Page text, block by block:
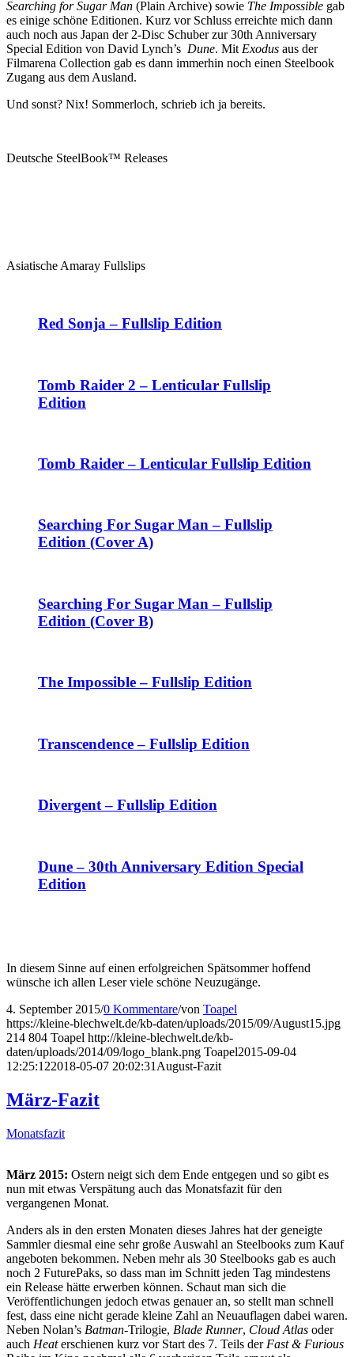
Searching for Sugar Man (Plain Archive) sowie The Impossible gab
es einige schöne Editionen. Kurz vor Schluss erreichte mich dann
auch noch aus Japan der 2-Disc Schuber zur 30th Anniversary
Special Edition von David Lynch’s Dune. MitExodus aus der
Filmarena Collection gab es dann immerhin noch einen Steelbook
Zugang aus dem Ausland.
Und sonst? Nix! Sommerloch, schrieb ich ja bereits.
Deutsche SteelBook™ Releases
Asiatische Amaray Fullslips
Red Sonja – Fullslip Edition
Tomb Raider 2 – Lenticular Fullslip
Edition
Tomb Raider – Lenticular Fullslip Edition
Searching For Sugar Man – Fullslip
Edition (Cover A)
Searching For Sugar Man – Fullslip
Edition (Cover B)
The Impossible – Fullslip Edition
Transcendence – Fullslip Edition
Divergent – Fullslip Edition
Dune – 30th Anniversary Edition Special
Edition
In diesem Sinne auf einen erfolgreichen Spätsommer hoffend
wünsche ich allen Leser viele schöne Neuzugänge.
4. September 2015/0 Kommentare/von Toapel
https://kleine-blechwelt.de/kb-daten/uploads/2015/09/August15.jpg
214 804 Toapel http://kleine-blechwelt.de/kb-
daten/uploads/2014/09/logo_blank.png Toapel2015-09-04
12:25:122018-05-07 20:02:31 August-Fazit
März-Fazit
Monatsfazit
März 2015: Ostern neigt sich dem Ende entgegen und so gibt es
nun mit etwas Verspätung auch das Monatsfazit für den
vergangenen Monat.
Anders als in den ersten Monaten dieses Jahres hat der geneigte
Sammler diesmal eine sehr große Auswahl an Steelbooks zum Kauf
angeboten bekommen. Neben mehr als 30 Steelbooks gab es auch
noch 2 FuturePaks, so dass man im Schnitt jeden Tag mindestens
ein Release hätte erwerben können. Schaut man sich die
Veröffentlichungen jedoch etwas genauer an, so stellt man schnell
fest, dass eine nicht gerade kleine Zahl an Neuauflagen dabei waren.
Neben Nolan’s Batman-Trilogie, Blade Runner, Cloud Atlas oder
auch Heaterschienen kurz vor Start des 7. Teils der Fast & Furious